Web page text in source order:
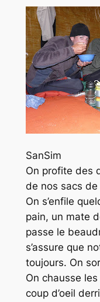
SanSim
On profite des
de nos sacs de
On s’enfile
pain, un mate
passe le
s’assure que
toujours. On
On chausse
coup d’oeil